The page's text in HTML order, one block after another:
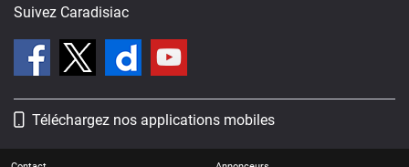
Suivez Caradisiac
Téléchargez nos applications mobiles